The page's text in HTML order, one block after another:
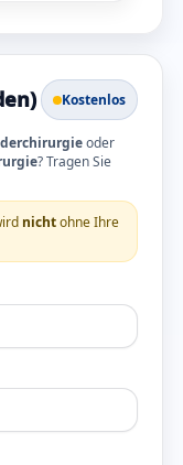
Kostenlos
oder
? Tragen Sie
nichtohne Ihre